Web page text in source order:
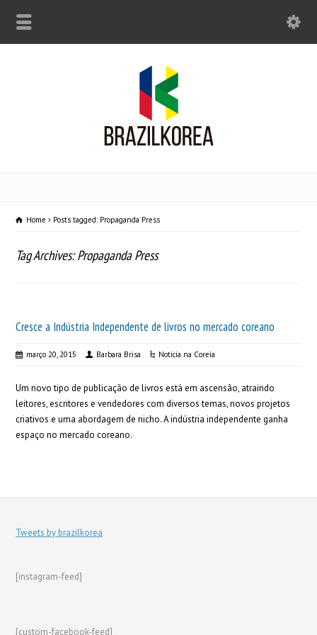
Home Posts tagged: Propaganda Press
Tag Archives: Propaganda Press
Cresce a Indústria Independente de livros no mercado coreano
março 20, 2015 Barbara Brisa Noticia na Coreia
Um novo tipo de publicação de livros está em ascensão, atraindo
leitores, escritores e vendedores com diversos temas, novos projetos
criativos e uma abordagem de nicho. A indústria independente ganha
espaço no mercado coreano.
Tweets by brazilkorea
[instagram-feed]
[custom-facebook-feed]